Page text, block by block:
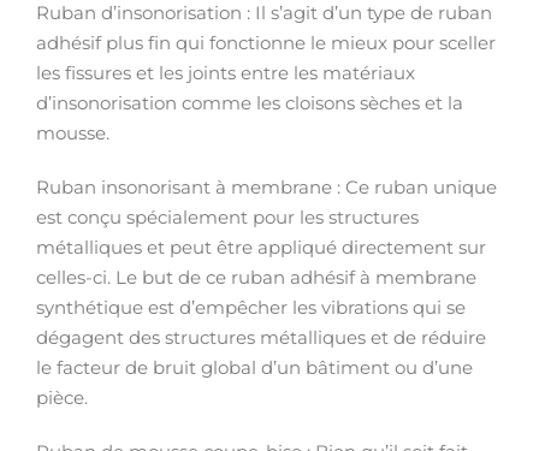
Ruban d’insonorisation : Il s’agit d’un type de ruban
adhésif plus fin qui fonctionne le mieux pour sceller
les fissures et les joints entre les matériaux
d’insonorisation comme les cloisons sèches et la
mousse.
Ruban insonorisant à membrane : Ce ruban unique
est conçu spécialement pour les structures
métalliques et peut être appliqué directement sur
celles-ci. Le but de ce ruban adhésif à membrane
synthétique est d’empêcher les vibrations qui se
dégagent des structures métalliques et de réduire
le facteur de bruit global d’un bâtiment ou d’une
pièce.